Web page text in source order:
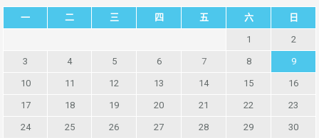
一 二 三 四 五 六 日
1 2
3 4 5 6 7 8 9
10 11 12 13 14 15 16
17 18 19 20 21 22 23
24 25 26 27 28 29 30